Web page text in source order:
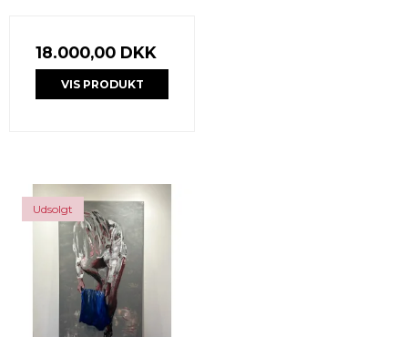
18.000,00 DKK
VIS PRODUKT
Udsolgt